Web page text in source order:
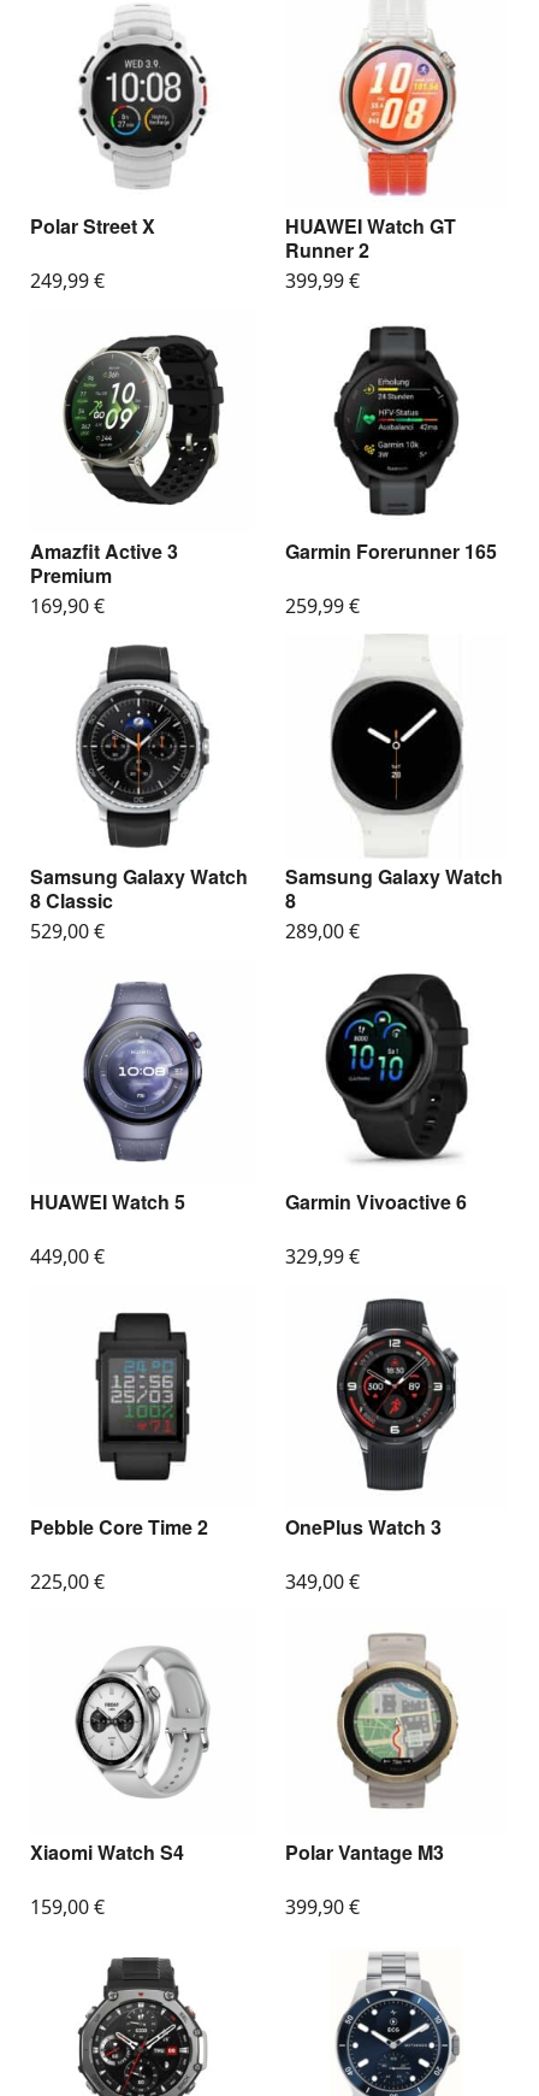
Polar Street X
249,99€
HUAWEI Watch GT
Runner 2
399,99€
Amazfit Active 3
Premium
169,90€
Garmin Forerunner 165
259,99€
Samsung Galaxy Watch
8 Classic
529,00€
Samsung Galaxy Watch
8
289,00€
HUAWEI Watch 5
449,00€
Garmin Vivoactive 6
329,99€
Pebble Core Time 2
225,00€
OnePlus Watch 3
349,00€
Xiaomi Watch S4
159,00€
Polar Vantage M3
399,90€